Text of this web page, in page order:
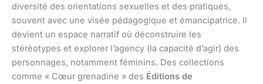
diversité des orientations sexuelles et des pratiques,
souvent avec une visée pédagogique et émancipatrice. Il
devient un espace narratif où déconstruire les
stéréotypes et explorer l’agency (la capacité d’agir) des
personnages, notamment féminins. Des collections
comme « Cœur grenadine » des Éditions de